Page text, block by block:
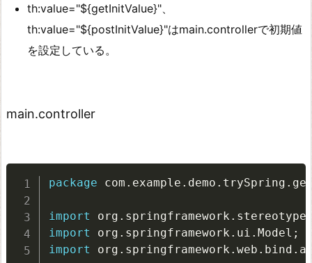
th:value="${getInitValue}"、
th:value="${postInitValue}"はmain.controllerで初期値
を設定している。
main.controller
package com . example . demo . trySpring .
import org . springframework . stereotype
import org . springframework . ui . Model ;
import org . springframework . web . bind .